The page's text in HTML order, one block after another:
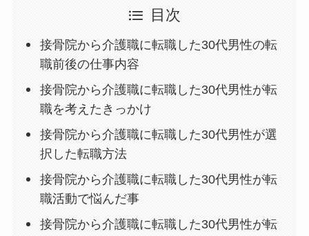
目次
接骨院から介護職に転職した30代男性の転
職前後の仕事内容
接骨院から介護職に転職した30代男性が転
職を考えたきっかけ
接骨院から介護職に転職した30代男性が選
択した転職方法
接骨院から介護職に転職した30代男性が転
職活動で悩んだ事
接骨院から介護職に転職した30代男性が転